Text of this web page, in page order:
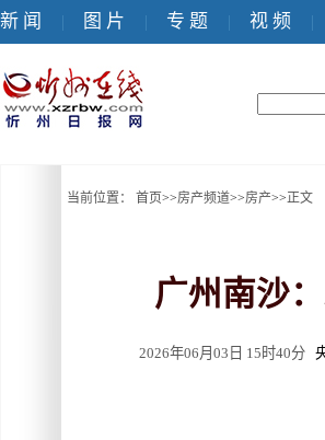
新 闻 | 图 片 | 专 题 | 视 频 |
当前位置： 首页>>房产频道>>房产>>正文
广州南沙
2026年06月03日 15时40分